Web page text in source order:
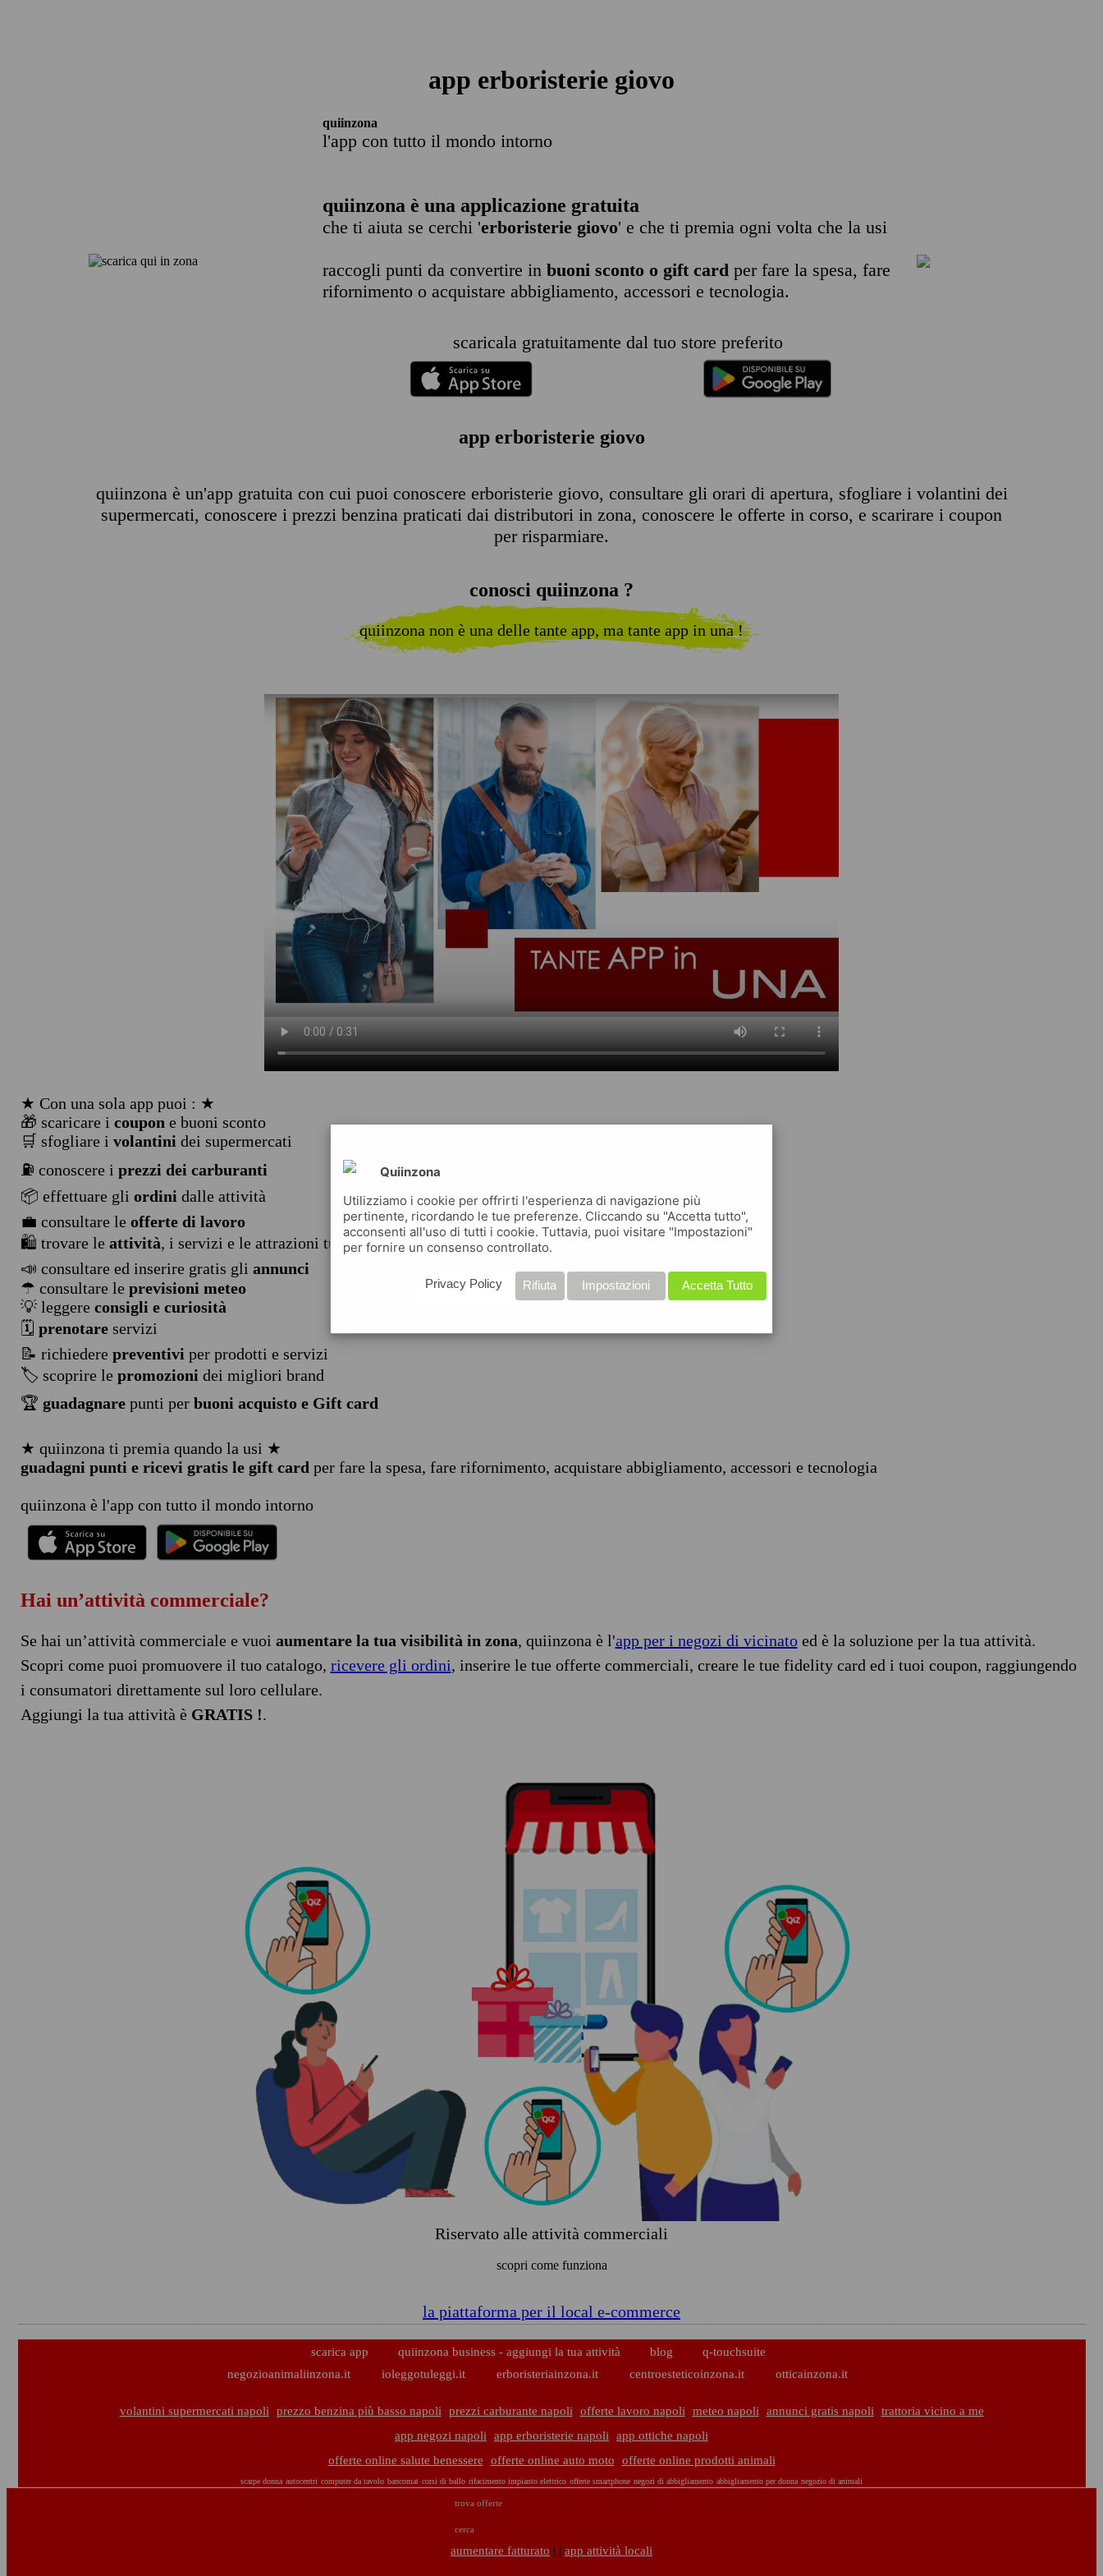
app erboristerie giovo
quiinzona
l'app con tutto il mondo intorno
quiinzona è una applicazione gratuita
che ti aiuta se cerchi 'erboristerie giovo' e che ti premia ogni volta che la usi
raccogli punti da convertire in buoni sconto o gift card per fare la spesa, fare
rifornimento o acquistare abbigliamento, accessori e tecnologia.
scaricala gratuitamente dal tuo store preferito
app erboristerie giovo
quiinzona è un'app gratuita con cui puoi conoscere erboristerie giovo, consultare gli orari di apertura, sfogliare i volantini dei
supermercati, conoscere i prezzi benzina praticati dai distributori in zona, conoscere le offerte in corso, e scarirare i coupon
per risparmiare.
conosci quiinzona ?
quiinzona non è una delle tante app, ma tante app in una !
★ Con una sola app puoi : ★
🎁 scaricare i coupon e buoni sconto
🛒 sfogliare i volantini dei supermercati
⛽ conoscere i prezzi dei carburanti
📦 effettuare gli ordini dalle attività
💼 consultare le offerte di lavoro
🛍️ trovare le attività, i servizi e le attrazioni turistiche
📣 consultare ed inserire gratis gli annunci
☂ consultare le previsioni meteo
💡 leggere consigli e curiosità
🗓️ prenotareservizi
📝 richiedere preventivi per prodotti e servizi
🏷️ scoprire le promozioni dei migliori brand
🏆 guadagnarepunti per buoni acquisto e Gift card
★ quiinzona ti premia quando la usi ★
guadagni punti e ricevi gratis le gift card per fare la spesa, fare rifornimento, acquistare abbigliamento, accessori e tecnologia
quiinzona è l'app con tutto il mondo intorno
Hai un’attività commerciale?
Se hai un’attività commerciale e vuoi aumentare la tua visibilità in zona, quiinzona è l'app per i negozi di vicinatoed è la soluzione per la tua attività.
Scopri come puoi promuovere il tuo catalogo, ricevere gli ordini, inserire le tue offerte commerciali, creare le tue fidelity card ed i tuoi coupon, raggiungendo
i consumatori direttamente sul loro cellulare.
Aggiungi la tua attività è GRATIS !.
Riservato alle attività commerciali
scopri come funziona
la piattaforma per il local e-commerce
scarica app quiinzona business - aggiungi la tua attività blog
q-touchsuite
negozioanimaliinzona.it
ioleggotuleggi.it erboristeriainzona.it centroesteticoinzona.it otticainzona.it
volantini supermercati napoli prezzo benzina più basso napoli prezzi carburante napoli offerte lavoro napoli meteo napoli annunci gratis napoli
trattoria vicino a me
app negozi napoli
app erboristerie napoli
app ottiche napoli
offerte online salute benessere
offerte online auto moto offerte online prodotti animali
scarpe donna autocentri computer da tavolo bancomat corsi di ballo rifacimento impianto elettrico offerte smartphone negozi di abbigliamento abbigliamento per donna negozio di animali
trova offerte
cerca
aumentare fatturato | | app attività locali
Quiinzona
Utilizziamo i cookie per offrirti l'esperienza di navigazione più
pertinente, ricordando le tue preferenze. Cliccando su "Accetta tutto",
acconsenti all'uso di tutti i cookie. Tuttavia, puoi visitare "Impostazioni"
per fornire un consenso controllato.
Accetta Tutto
Impostazioni
Rifiuta
Privacy Policy